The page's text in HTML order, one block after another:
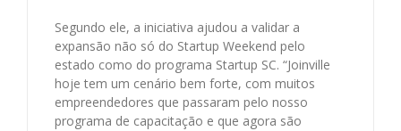
Segundo ele, a iniciativa ajudou a validar a
expansão não só do Startup Weekend pelo
estado como do programa Startup SC. “Joinville
hoje tem um cenário bem forte, com muitos
empreendedores que passaram pelo nosso
programa de capacitação e que agora são